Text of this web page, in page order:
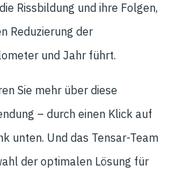
Rissbildung und ihre Folgen,
Reduzierung der
und Jahr führt.
Sie mehr über diese
– durch einen Klick auf
unten. Und das Tensar-Team
der optimalen Lösung für